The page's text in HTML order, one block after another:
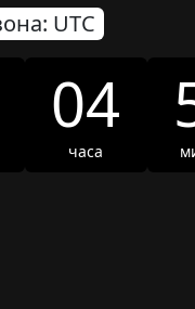
UTC
04
часа